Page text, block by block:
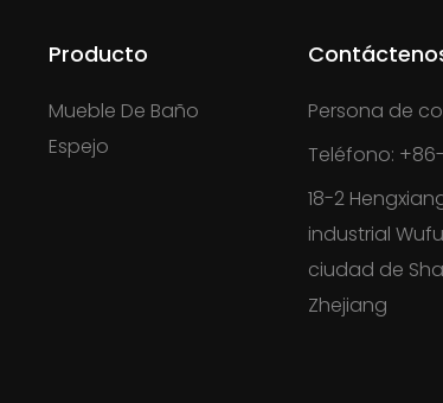
Producto
Mueble De Baño
Espejo
Persona de
Teléfono: +86-
18-2
industrial
ciudad de
Zhejiang